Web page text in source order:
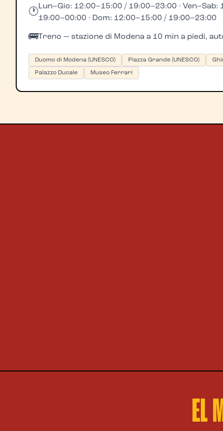
🕐
Lun–Gio: 12:00–15:00 / 19:00–23:00 · Ven–Sab:
19:00–00:00 · Dom: 12:00–15:00 / 19:00–23:00
🚌Treno — stazione di Modena a 10 min a piedi,
Duomo di Modena (UNESCO) Piazza Grande (UNESCO)
Palazzo Ducale Museo Ferrari
EL